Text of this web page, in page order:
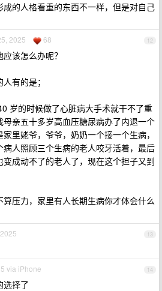
的人格看重的东西不一样，但是对自己
12
2025 68
该怎么办呢？
有的是；
岁的时候做了心脏病大手术就干不了重
亲五十多岁高血压糖尿病办了内退一个
里姥爷，爷爷，奶奶一个接一个生病，
人照顾三个生病的老人咬牙活着，最后
成动不了的老人了，现在这个担子又到
压力，家里有人长期生病你才体会什么
13
14
via iPhone
选择了